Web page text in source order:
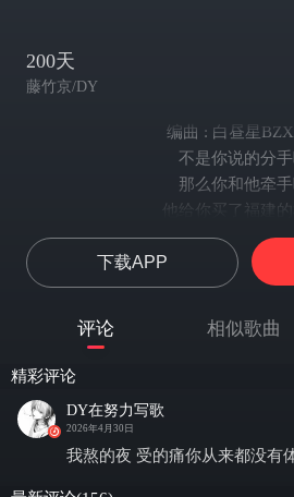
200天
藤竹京/DY
编曲 : 白昼星
不是你说的分
那么你和他牵
他给你买了福建
说要带你打游戏
你的 xx天天都在
难道他拿哈夫币来
因为我再也不想被
在我眼里你和废物没
应该也恨你自己
下载APP
评论 相似歌曲
精彩评论
DY在努力写歌
2026年4月30日
我熬的夜 受的痛你从来都没有